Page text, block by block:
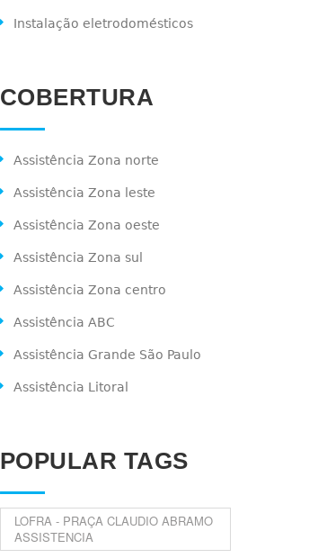
Instalação eletrodomésticos
COBERTURA
Assistência Zona norte
Assistência Zona leste
Assistência Zona oeste
Assistência Zona sul
Assistência Zona centro
Assistência ABC
Assistência Grande São Paulo
Assistência Litoral
POPULAR TAGS
LOFRA - PRAÇA CLAUDIO ABRAMO
ASSISTENCIA